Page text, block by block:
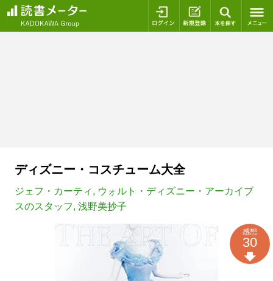
ログイン 新規登録
ディズニー・コスチューム大全
ジェフ・カーティ , ウォルト・ディズニー・アーカイブ
スのスタッフ, 浅野美抄子
感想
30